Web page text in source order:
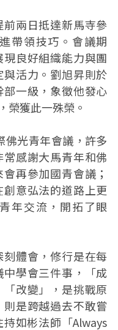
兩日抵達新馬寺參
帶領技巧。會議期
良好組織能力與團
活力。劉旭昇則於
一級，象徵他發心
榮獲此一殊榮。
光青年會議，許多
感謝大馬青年和佛
再參加國青會議；
意弘法的道路上更
年交流，開拓了眼
體會，修行是在每
學會三件事，「成
改變」，是挑戰原
是跨越過去不敢嘗
如彬法師「Always